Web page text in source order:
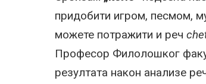
придобити игром, песмом,
можете потражити и реч
Професор Филолошког
резултата након анализе